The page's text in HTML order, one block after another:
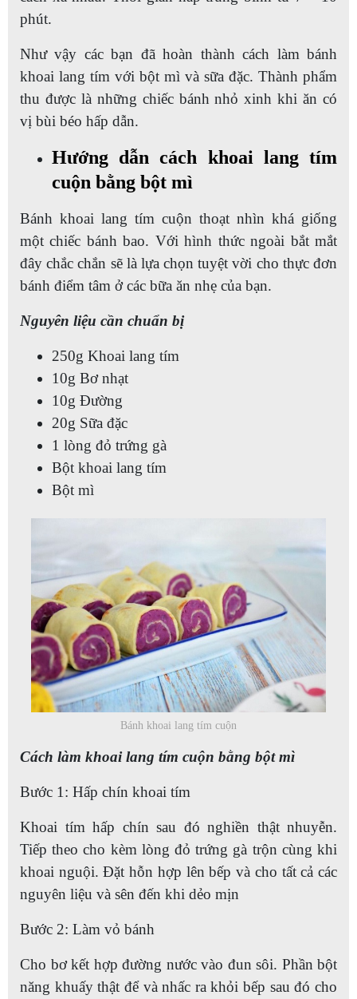
phút.
Như vậy các bạn đã hoàn thành cách làm bánh
khoai lang tím với bột mì và sữa đặc. Thành phẩm
thu được là những chiếc bánh nhỏ xinh khi ăn có
vị bùi béo hấp dẫn.
Hướng dẫn cách khoai lang tím
cuộn bằng bột mì
Bánh khoai lang tím cuộn thoạt nhìn khá giống
một chiếc bánh bao. Với hình thức ngoài bắt mắt
đây chắc chắn sẽ là lựa chọn tuyệt vời cho thực đơn
bánh điểm tâm ở các bữa ăn nhẹ của bạn.
Nguyên liệu cần chuẩn bị
250g Khoai lang tím
10g Bơ nhạt
10g Đường
20g Sữa đặc
1 lòng đỏ trứng gà
Bột khoai lang tím
Bột mì
Bánh khoai lang tím cuộn
Cách làm khoai lang tím cuộn bằng bột mì
Bước 1: Hấp chín khoai tím
Khoai tím hấp chín sau đó nghiền thật nhuyễn.
Tiếp theo cho kèm lòng đỏ trứng gà trộn cùng khi
khoai nguội. Đặt hỗn hợp lên bếp và cho tất cả các
nguyên liệu và sên đến khi dẻo mịn
Bước 2: Làm vỏ bánh
Cho bơ kết hợp đường nước vào đun sôi. Phần bột
năng khuấy thật để và nhấc ra khỏi bếp sau đó cho